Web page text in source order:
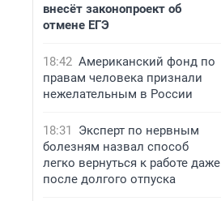
внесёт законопроект об
отмене ЕГЭ
18:42 Американский фонд по
правам человека признали
нежелательным в России
18:31
Эксперт по нервным
болезням назвал способ
легко вернуться к работе даже
после долгого отпуска